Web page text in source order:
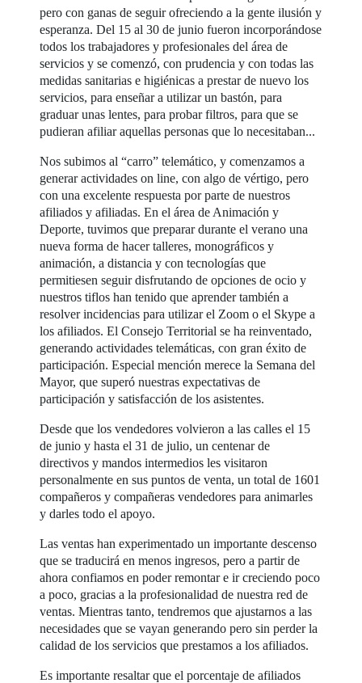
pero con ganas de seguir ofreciendo a la gente ilusión y
esperanza. Del 15 al 30 de junio fueron incorporándose
todos los trabajadores y profesionales del área de
servicios y se comenzó, con prudencia y con todas las
medidas sanitarias e higiénicas a prestar de nuevo los
servicios, para enseñar a utilizar un bastón, para
graduar unas lentes, para probar filtros, para que se
pudieran afiliar aquellas personas que lo necesitaban...
Nos subimos al “carro” telemático, y comenzamos a
generar actividades on line, con algo de vértigo, pero
con una excelente respuesta por parte de nuestros
afiliados y afiliadas. En el área de Animación y
Deporte, tuvimos que preparar durante el verano una
nueva forma de hacer talleres, monográficos y
animación, a distancia y con tecnologías que
permitiesen seguir disfrutando de opciones de ocio y
nuestros tiflos han tenido que aprender también a
resolver incidencias para utilizar el Zoom o el Skype a
los afiliados. El Consejo Territorial se ha reinventado,
generando actividades telemáticas, con gran éxito de
participación. Especial mención merece la Semana del
Mayor, que superó nuestras expectativas de
participación y satisfacción de los asistentes.
Desde que los vendedores volvieron a las calles el 15
de junio y hasta el 31 de julio, un centenar de
directivos y mandos intermedios les visitaron
personalmente en sus puntos de venta, un total de 1601
compañeros y compañeras vendedores para animarles
y darles todo el apoyo.
Las ventas han experimentado un importante descenso
que se traducirá en menos ingresos, pero a partir de
ahora confiamos en poder remontar e ir creciendo poco
a poco, gracias a la profesionalidad de nuestra red de
ventas. Mientras tanto, tendremos que ajustarnos a las
necesidades que se vayan generando pero sin perder la
calidad de los servicios que prestamos a los afiliados.
Es importante resaltar que el porcentaje de afiliados